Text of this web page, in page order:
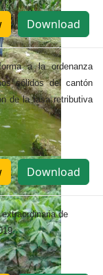
Download
a la ordenanza
sólidos del cantón
de la tasa retributiva
Download
de